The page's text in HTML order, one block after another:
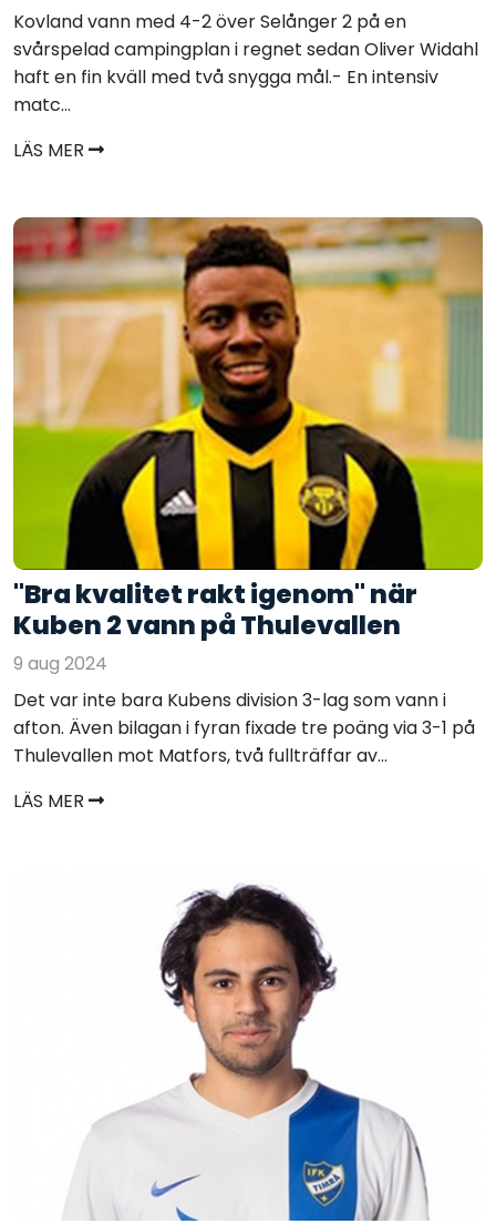
Kovland vann med 4-2 över Selånger 2 på en
svårspelad campingplan i regnet sedan Oliver Widahl
haft en fin kväll med två snygga mål.- En intensiv
matc...
LÄS MER
"Bra kvalitet rakt igenom" när
Kuben 2 vann på Thulevallen
9 aug 2024
Det var inte bara Kubens division 3-lag som vann i
afton. Även bilagan i fyran fixade tre poäng via 3-1 på
Thulevallen mot Matfors, två fullträffar av...
LÄS MER